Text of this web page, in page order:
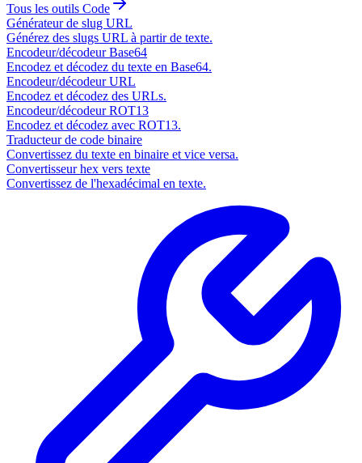
Tous les outils Code
Générateur de slug URL
Générez des slugs URL à partir de texte.
Encodeur/décodeur Base64
Encodez et décodez du texte en Base64.
Encodeur/décodeur URL
Encodez et décodez des URLs.
Encodeur/décodeur ROT13
Encodez et décodez avec ROT13.
Traducteur de code binaire
Convertissez du texte en binaire et vice versa.
Convertisseur hex vers texte
Convertissez de l'hexadécimal en texte.